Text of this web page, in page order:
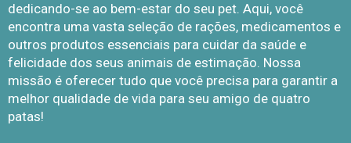
dedicando-se ao bem-estar do seu pet. Aqui, você
encontra uma vasta seleção de rações, medicamentos e
outros produtos essenciais para cuidar da saúde e
felicidade dos seus animais de estimação. Nossa
missão é oferecer tudo que você precisa para garantir a
melhor qualidade de vida para seu amigo de quatro
patas!